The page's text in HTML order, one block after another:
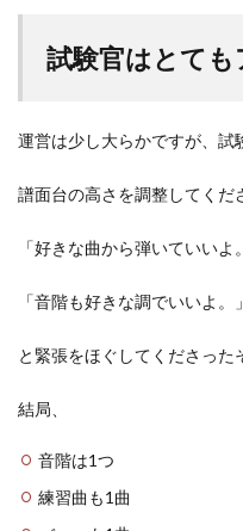
試験官はとて
運営は少し大らかですが、試
譜面台の高さを調整してくだ
「好きな曲から弾いていいよ
「音階も好きな調でいいよ。」
と緊張をほぐしてくださった
結局、
音階は1つ
練習曲も1曲